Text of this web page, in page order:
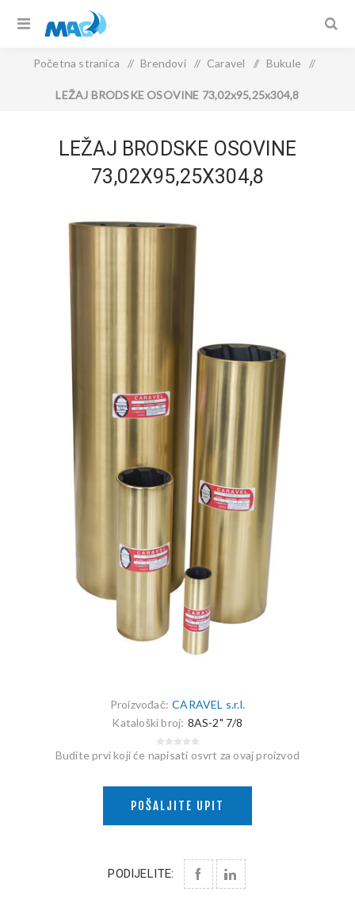
Početna stranica / Brendovi / Caravel / Bukule /
LEŽAJ BRODSKE OSOVINE 73,02x95,25x304,8
LEŽAJ BRODSKE OSOVINE
73,02X95,25X304,8
Proizvođač: CARAVEL s.r.l.
Kataloški broj: 8AS-2" 7/8
Budite prvi koji će napisati osvrt za ovaj proizvod
POŠALJITE UPIT
PODIJELITE: